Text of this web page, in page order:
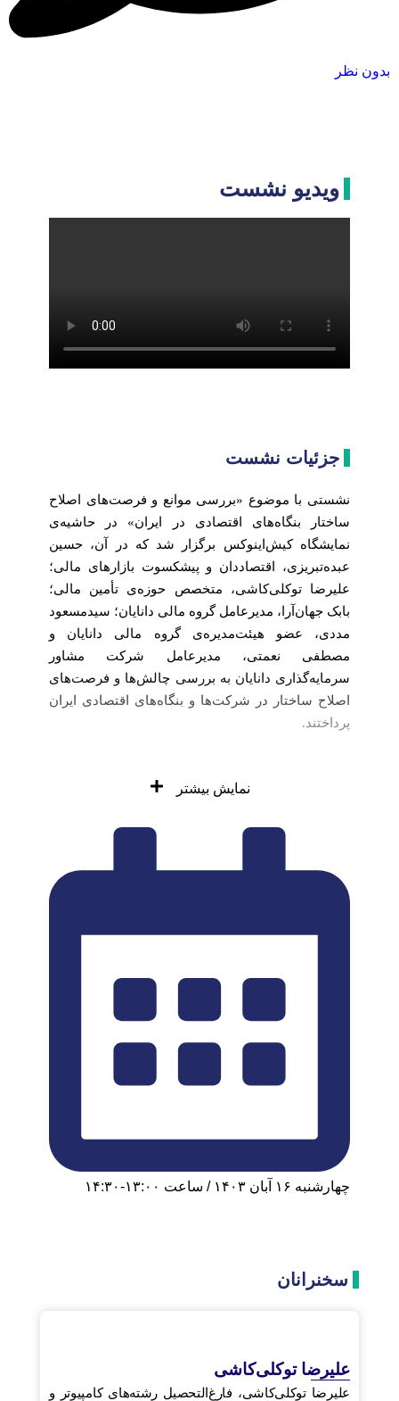
بدون نظر
ویدیو نشست
جزئیات نشست
نشستی با موضوع «بررسی موانع و فرصت‌های اصلاح
ساختار بنگاه‌های اقتصادی در ایران» در حاشیه‌ی
نمایشگاه کیش‌اینوکس برگزار شد که در آن، حسین
عبده‌تبریزی، اقتصاددان و پیشکسوت بازارهای مالی؛
علیرضا توکلی‌کاشی، متخصص حوزه‌ی تأمین مالی؛
بابک جهان‌آرا، مدیرعامل گروه مالی دانایان؛ سیدمسعود
مددی، عضو هیئت‌مدیره‌ی گروه مالی دانایان و
مصطفی نعمتی، مدیرعامل شرکت مشاور
سرمایه‌گذاری دانایان به بررسی چالش‌ها و فرصت‌های
اصلاح ساختار در شرکت‌ها و بنگاه‌های اقتصادی ایران
پرداختند.
نمایش بیشتر
چهارشنبه ۱۶ آبان ۱۴۰۳ / ساعت ۱۳:۰۰-۱۴:۳۰
سخنرانان
علیرضا توکلی‌کاشی
علیرضا توکلی‌کاشی، فارغ‌التحصیل رشته‌های کامپیوتر و